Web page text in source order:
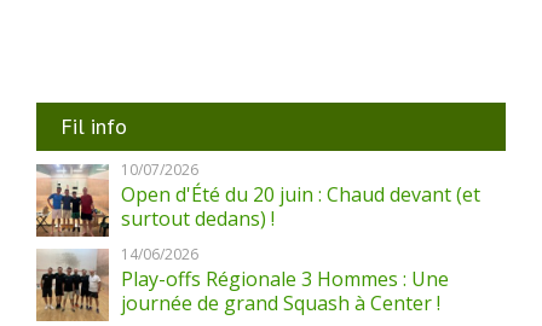
Fil info
10/07/2026
Open d'Été du 20 juin : Chaud devant (et
surtout dedans) !
14/06/2026
Play-offs Régionale 3 Hommes : Une
journée de grand Squash à Center !